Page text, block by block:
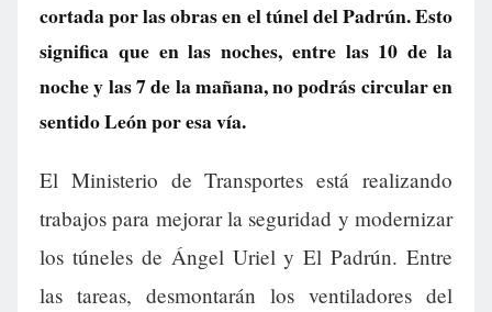
cortada por las obras en el túnel del Padrún. Esto
significa que en las noches, entre las 10 de la
noche y las 7 de la mañana, no podrás circular en
sentido León por esa vía.
El Ministerio de Transportes está realizando
trabajos para mejorar la seguridad y modernizar
los túneles de Ángel Uriel y El Padrún. Entre
las tareas, desmontarán los ventiladores del